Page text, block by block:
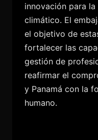
innovación para
climático. El
el objetivo de
fortalecer las
gestión de
reafirmar el
y Panamá con la
humano.